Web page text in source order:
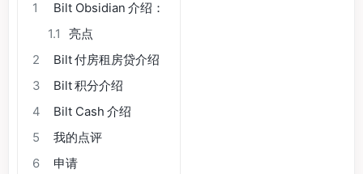
1
Bilt Obsidian 介绍：
1.1
亮点
2
Bilt 付房租房贷介绍
3
Bilt 积分介绍
4
Bilt Cash 介绍
5
我的点评
6
申请